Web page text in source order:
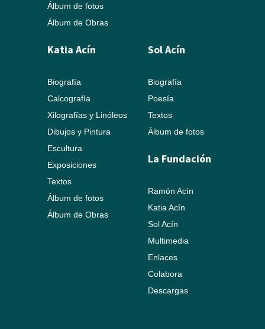
Álbum de fotos
Álbum de Obras
Katia Acín
Biografía
Calcografía
Xilografías y Linóleos
Dibujos y Pintura
Escultura
Exposiciones
Textos
Álbum de fotos
Álbum de Obras
Sol Acín
Biografía
Poesía
Textos
Álbum de fotos
La Fundación
Ramón Acín
Katia Acín
Sol Acín
Multimedia
Enlaces
Colabora
Descargas